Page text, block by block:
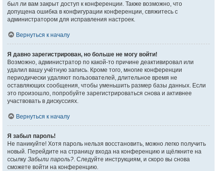
был ли вам закрыт доступ к конференции. Также возможно, что
допущена ошибка в конфигурации конференции, свяжитесь с
администратором для исправления настроек.
Вернуться к началу
Я давно зарегистрирован, но больше не могу войти!
Возможно, администратор по какой-то причине деактивировал или
удалил вашу учётную запись. Кроме того, многие конференции
периодически удаляют пользователей, длительное время не
оставляющих сообщения, чтобы уменьшить размер базы данных. Если
это произошло, попробуйте зарегистрироваться снова и активнее
участвовать в дискуссиях.
Вернуться к началу
Я забыл пароль!
Не паникуйте! Хотя пароль нельзя восстановить, можно легко получить
новый. Перейдите на страницу входа на конференцию и щёлкните на
ссылку Забыли пароль?. Следуйте инструкциям, и скоро вы снова
сможете войти на конференцию.